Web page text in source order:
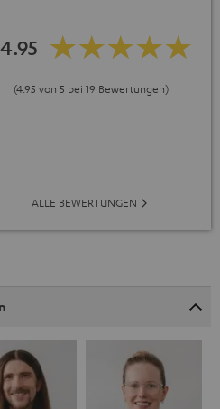
4.95
(4.95 von 5 bei 19 Bewertungen)
ALLE BEWERTUNGEN